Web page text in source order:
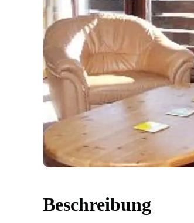
Beschreibung